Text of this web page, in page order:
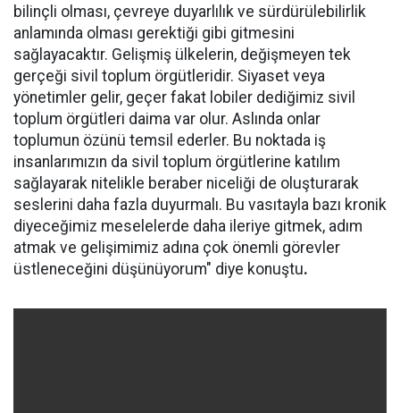
bilinçli olması, çevreye duyarlılık ve sürdürülebilirlik
anlamında olması gerektiği gibi gitmesini
sağlayacaktır. Gelişmiş ülkelerin, değişmeyen tek
gerçeği sivil toplum örgütleridir. Siyaset veya
yönetimler gelir, geçer fakat lobiler dediğimiz sivil
toplum örgütleri daima var olur. Aslında onlar
toplumun özünü temsil ederler. Bu noktada iş
insanlarımızın da sivil toplum örgütlerine katılım
sağlayarak nitelikle beraber niceliği de oluşturarak
seslerini daha fazla duyurmalı. Bu vasıtayla bazı kronik
diyeceğimiz meselelerde daha ileriye gitmek, adım
atmak ve gelişimimiz adına çok önemli görevler
üstleneceğini düşünüyorum" diye konuştu.